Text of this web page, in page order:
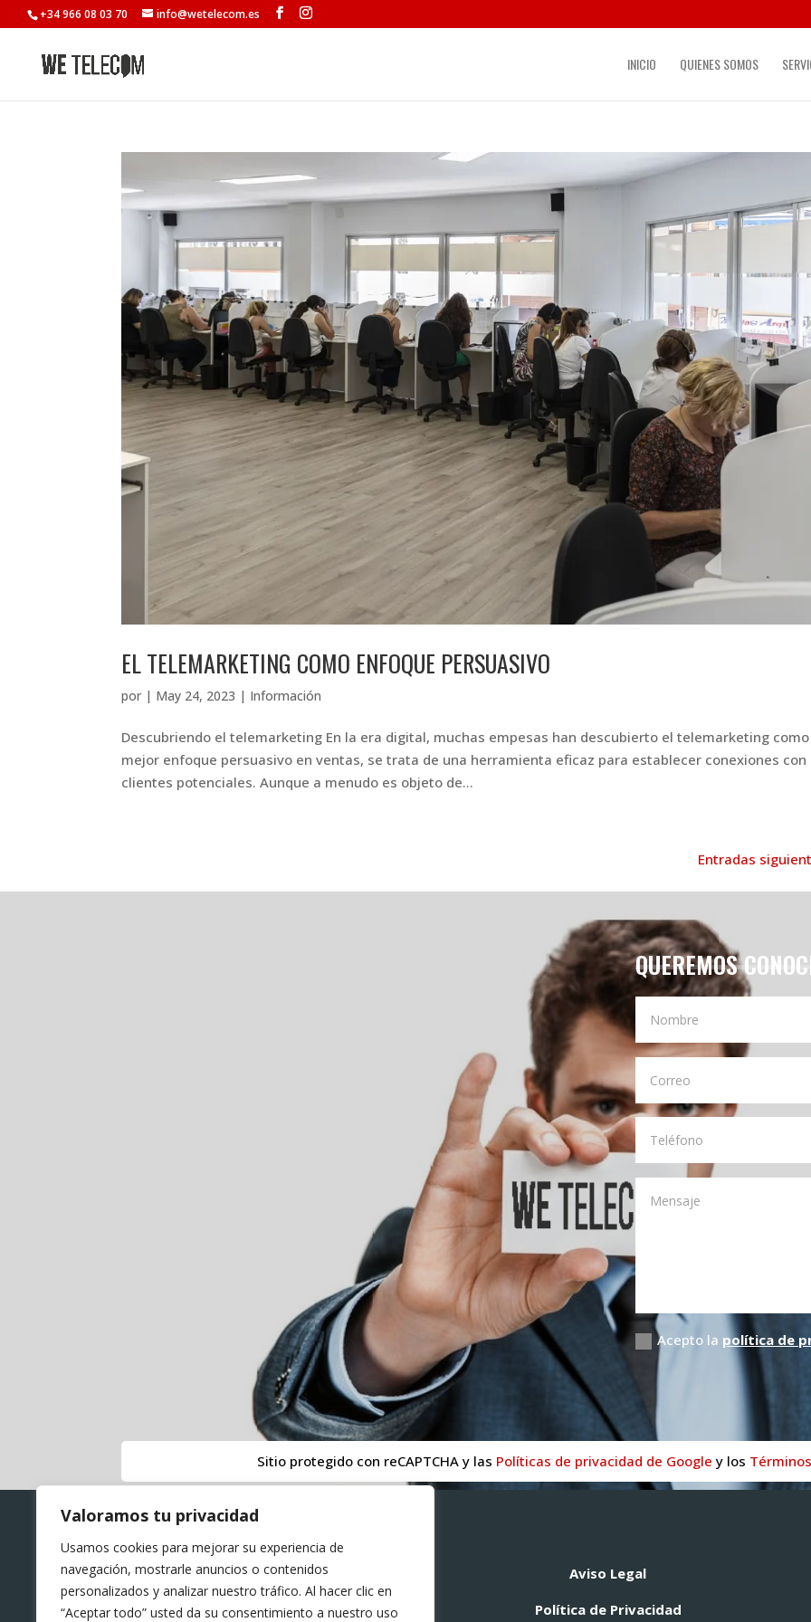
Valoramos tu privacidad
Usamos cookies para mejorar su experiencia de
navegación, mostrarle anuncios o contenidos
personalizados y analizar nuestro tráfico. Al hacer clic en
“Aceptar todo” usted da su consentimiento a nuestro uso
+34 966 08 03 70 info@wetelecom.es
INICIO QUIENES SOMOS
EL TELEMARKETING COMO ENFOQUE PERSUASIVO
por | May 24, 2023 | Información
Descubriendo el telemarketing En la era digital, muchas empesas han descubierto el telemarketing
mejor enfoque persuasivo en ventas, se trata de una herramienta eficaz para establecer conexiones con
clientes potenciales. Aunque a menudo es objeto de...
Entradas
QUEREMOS
Acepto la política de
Sitio protegido con reCAPTCHA y las Políticas de privacidad de Google y los
Aviso Legal
Política de Privacidad